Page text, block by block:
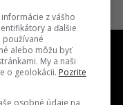
z vášho
a ďalšie
používané
alebo môžu byť
My a naši
o geolokácii. Pozrite
osobné údaje na